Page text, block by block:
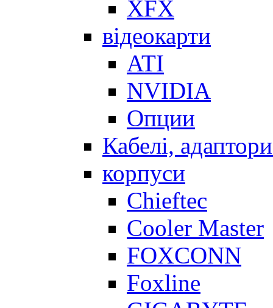
XFX
відеокарти
ATI
NVIDIA
Опции
Кабелі,
корпуси
Chieftec
Cooler Master
FOXCONN
Foxline